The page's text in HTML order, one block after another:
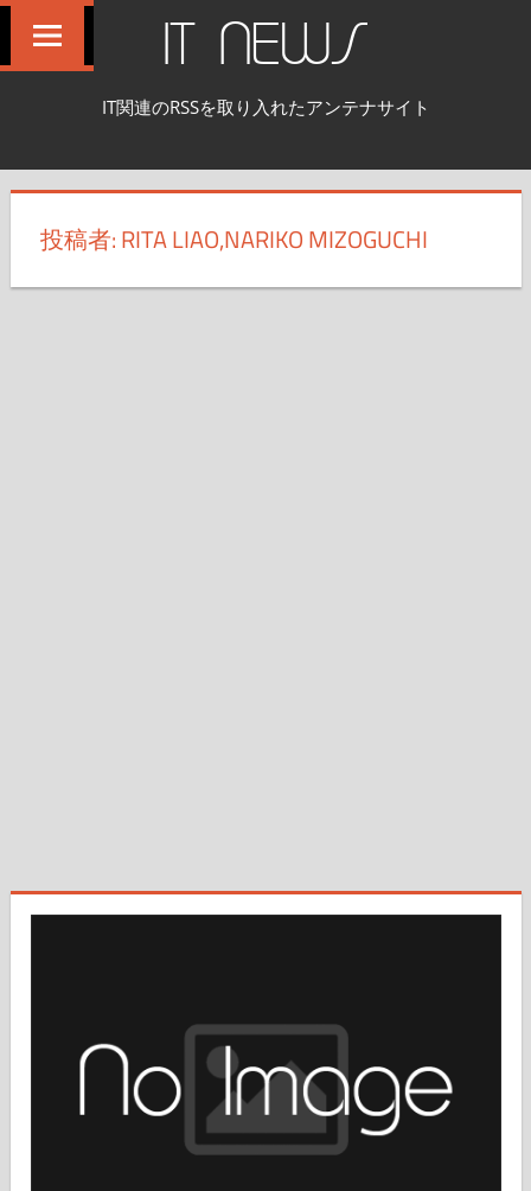
へ
ッ
IT NEWS
IT関連のRSSを取り入れたアンテナサイト
投稿者:RITA LIAO,NARIKO MIZOGUCHI